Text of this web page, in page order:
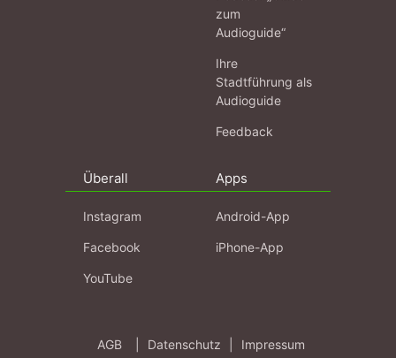
zum
Audioguide“
Ihre
Stadtführung als
Audioguide
Feedback
Überall
Instagram
Facebook
YouTube
Apps
Android-App
iPhone-App
AGB Datenschutz Impressum